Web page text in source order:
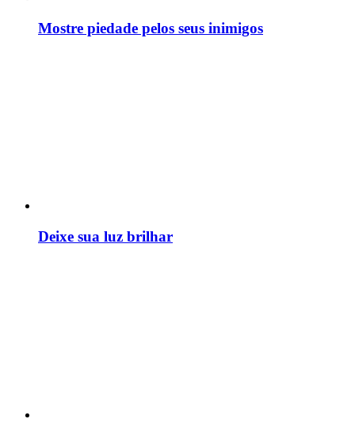
Mostre piedade pelos seus inimigos
Deixe sua luz brilhar